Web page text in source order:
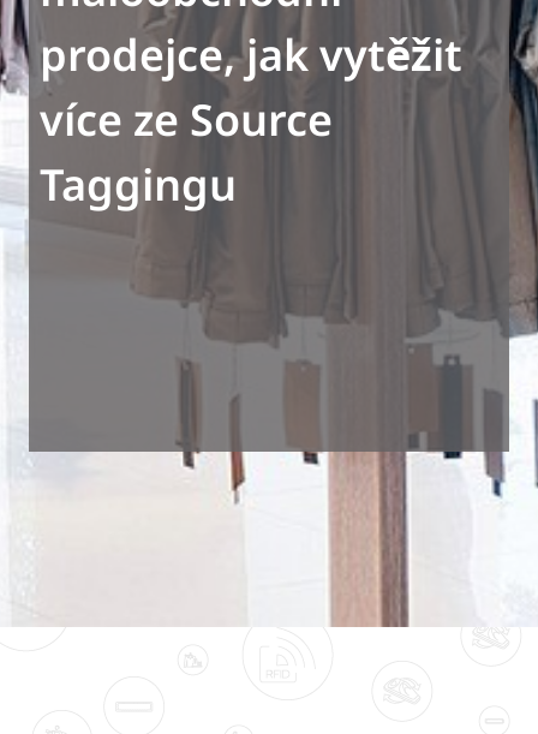
prodejce, jak vytěžit
více ze Source
Taggingu